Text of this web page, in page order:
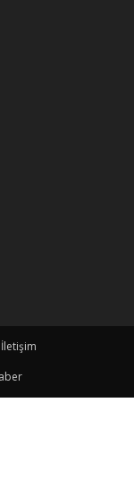
İletişim